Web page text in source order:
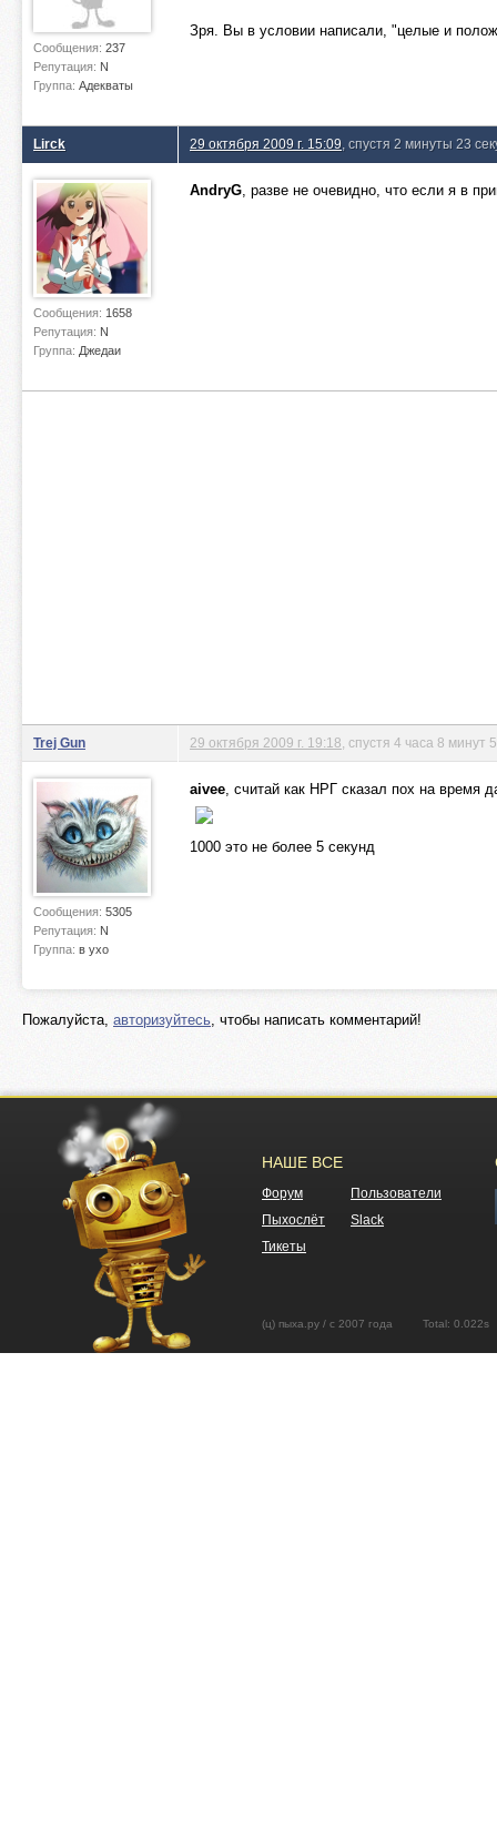
Сообщения: 237
Репутация: N
Группа: Адекваты
Зря. Вы в условии написали, "целые и
Lirck
Сообщения: 1658
Репутация: N
Группа: Джедаи
29 октября 2009 г. 15:09 , спустя 2 минуты 23
AndryG, разве не очевидно, что если я в
Trej Gun
Сообщения: 5305
Репутация: N
Группа: в ухо
29 октября 2009 г. 19:18 , спустя 4 часа 8 минут
aivee, считай как НРГ сказал пох на время
1000 это не более 5 секунд
Пожалуйста, авторизуйтесь, чтобы написать комментарий!
НАШЕ ВСЕ
Форум
Пользователи
Пыхослёт
Slack
Тикеты
(ц) пыха.ру / с 2007 года Total: